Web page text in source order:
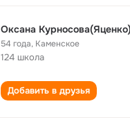
Оксана Курносова(Яценко)
54 года, Каменское
124 школа
Добавить в друзья